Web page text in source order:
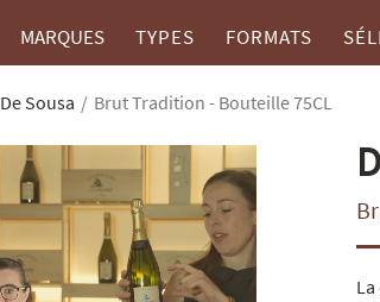
MARQUES TYPES FORMATS
De Sousa Brut Tradition - Bouteille 75CL